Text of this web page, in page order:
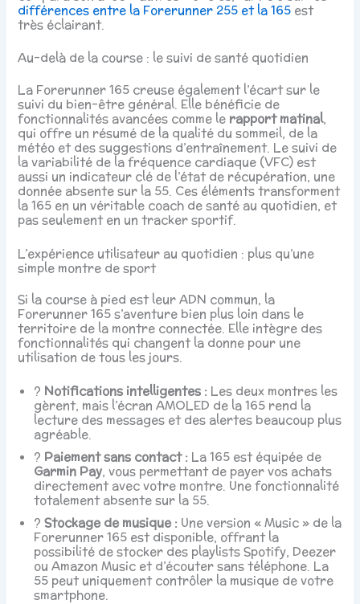
différences entre la Forerunner 255 et la 165 est
très éclairant.
Au-delà de la course : le suivi de santé quotidien
La Forerunner 165 creuse également l’écart sur le
suivi du bien-être général. Elle bénéficie de
fonctionnalités avancées comme le rapport matinal,
qui offre un résumé de la qualité du sommeil, de la
météo et des suggestions d’entraînement. Le suivi de
la variabilité de la fréquence cardiaque (VFC) est
aussi un indicateur clé de l’état de récupération, une
donnée absente sur la 55. Ces éléments transforment
la 165 en un véritable coach de santé au quotidien, et
pas seulement en un tracker sportif.
L’expérience utilisateur au quotidien : plus qu’une
simple montre de sport
Si la course à pied est leur ADN commun, la
Forerunner 165 s’aventure bien plus loin dans le
territoire de la montre connectée. Elle intègre des
fonctionnalités qui changent la donne pour une
utilisation de tous les jours.
? Notifications intelligentes : Les deux montres les
gèrent, mais l’écran AMOLED de la 165 rend la
lecture des messages et des alertes beaucoup plus
agréable.
? Paiement sans contact : La 165 est équipée de
Garmin Pay, vous permettant de payer vos achats
directement avec votre montre. Une fonctionnalité
totalement absente sur la 55.
?Stockage de musique : Une version « Music » de la
Forerunner 165 est disponible, offrant la
possibilité de stocker des playlists Spotify, Deezer
ou Amazon Music et d’écouter sans téléphone. La
55 peut uniquement contrôler la musique de votre
smartphone.